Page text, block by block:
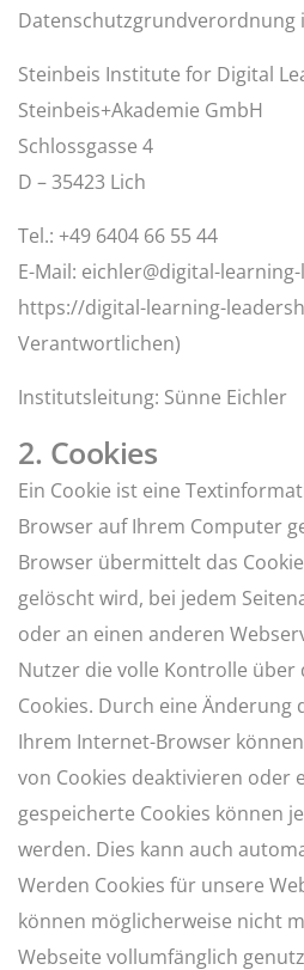
Datenschutzgrundverordnung
Steinbeis Institute for Digital
Steinbeis+Akademie GmbH
Schlossgasse 4
D – 35423 Lich
Tel.: +49 6404 66 55 44
E-Mail: eichler@digital-
https://digital-learning-
Verantwortlichen)
Institutsleitung: Sünne Eichler
2. Cookies
Ein Cookie ist eine
Browser auf Ihrem Computer
Browser übermittelt das
gelöscht wird, bei jedem
oder an einen anderen
Nutzer die volle Kontrolle über
Cookies. Durch eine Änderung
Ihrem Internet-Browser
von Cookies deaktivieren oder
gespeicherte Cookies können
werden. Dies kann auch
Werden Cookies für unsere
können möglicherweise nicht
Webseite vollumfänglich